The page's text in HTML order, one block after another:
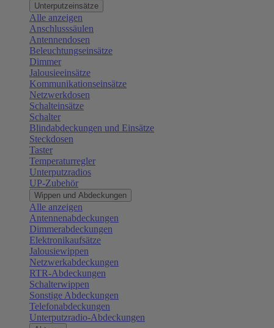
Unterputzeinsätze
Alle anzeigen
Anschlusssäulen
Antennendosen
Beleuchtungseinsätze
Dimmer
Jalousieeinsätze
Kommunikationseinsätze
Netzwerkdosen
Schalteinsätze
Schalter
Blindabdeckungen und Einsätze
Steckdosen
Taster
Temperaturregler
Unterputzradios
UP-Zubehör
Wippen und Abdeckungen
Alle anzeigen
Antennenabdeckungen
Dimmerabdeckungen
Elektronikaufsätze
Jalousiewippen
Netzwerkabdeckungen
RTR-Abdeckungen
Schalterwippen
Sonstige Abdeckungen
Telefonabdeckungen
Unterputzradio-Abdeckungen